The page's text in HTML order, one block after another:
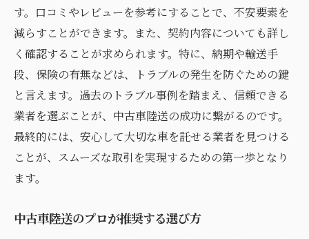
す。口コミやレビューを参考にすることで、不安要素を
減らすことができます。また、契約内容についても詳し
く確認することが求められます。特に、納期や輸送手
段、保険の有無などは、トラブルの発生を防ぐための鍵
と言えます。過去のトラブル事例を踏まえ、信頼できる
業者を選ぶことが、中古車陸送の成功に繋がるのです。
最終的には、安心して大切な車を託せる業者を見つける
ことが、スムーズな取引を実現するための第一歩となり
ます。
中古車陸送のプロが推奨する選び方